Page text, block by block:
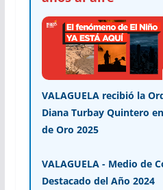
VALAGUELA recibió la
Diana Turbay Quintero
de Oro 2025
VALAGUELA - Medio de
Destacado del Año 2024